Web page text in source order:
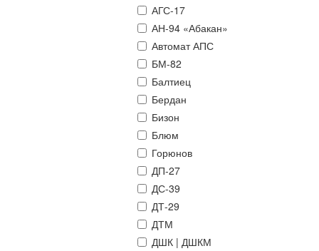
АГС-17
АН-94 «Абакан»
Автомат АПС
БМ-82
Балтиец
Бердан
Бизон
Блюм
Горюнов
ДП-27
ДС-39
ДТ-29
ДТМ
ДШК | ДШКМ